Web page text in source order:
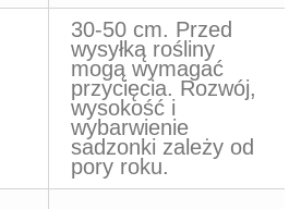
30-50 cm. Przed
wysyłką rośliny
mogą wymagać
przycięcia. Rozwój,
wysokość i
wybarwienie
sadzonki zależy od
pory roku.